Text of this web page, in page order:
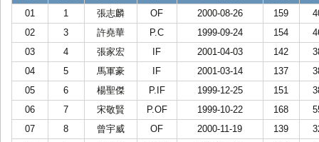
01
1 張志麟 OF 2000-08-26 159
02
3 許堯華 P.C 1999-09-24 154
03
4 張家宏 IF 2001-04-03 142
04
5 馬軍豪 IF 2001-03-14 137
05
6 楊聖傑 P.IF 1999-12-25 151
06
7 宋敬賢 P.OF 1999-10-22 168
07
8 曾宇威 OF 2000-11-19 139